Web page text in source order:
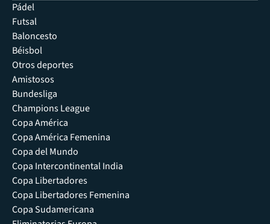
Pádel
Futsal
Baloncesto
Béisbol
Otros deportes
Amistosos
Bundesliga
Champions League
Copa América
Copa América Femenina
Copa del Mundo
Copa Intercontinental India
Copa Libertadores
Copa Libertadores Femenina
Copa Sudamericana